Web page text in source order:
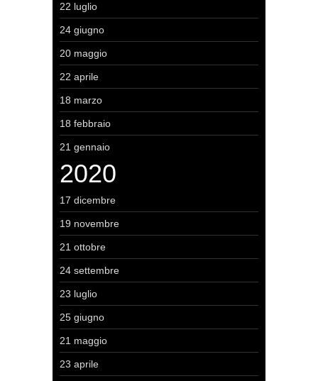
22 luglio
24 giugno
20 maggio
22 aprile
18 marzo
18 febbraio
21 gennaio
2020
17 dicembre
19 novembre
21 ottobre
24 settembre
23 luglio
25 giugno
21 maggio
23 aprile